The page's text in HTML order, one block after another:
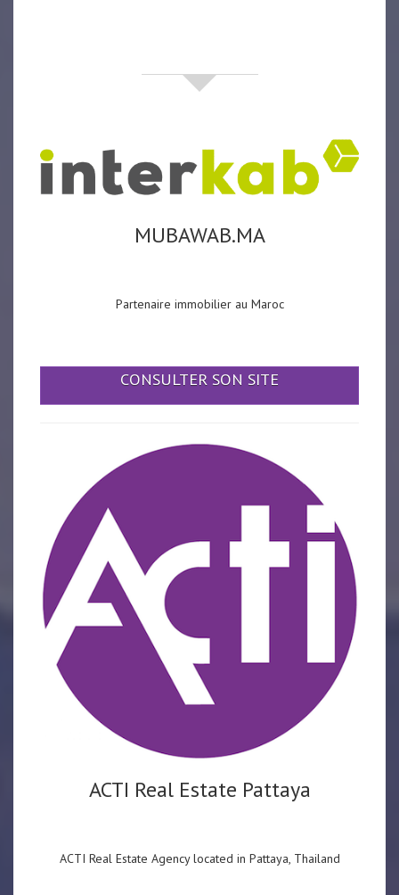
MUBAWAB.MA
Partenaire immobilier au Maroc
CONSULTER SON SITE
ACTI Real Estate Pattaya
ACTI Real Estate Agency located in Pattaya, Thailand